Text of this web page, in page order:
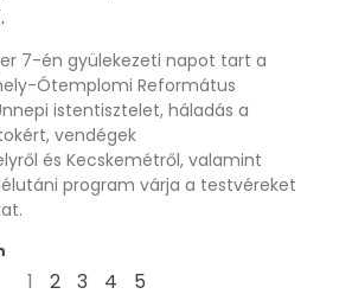
7-én gyülekezeti napot tart a
Ótemplomi Református
istentisztelet, háladás a
vendégek
és Kecskemétről, valamint
program várja a testvéreket
1 2 3 4 5